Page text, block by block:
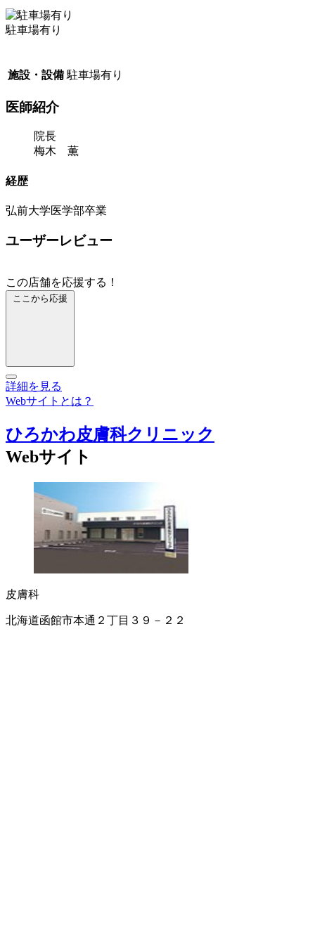
駐車場有り
施設・設備 駐車場有り
医師紹介
院長
梅木 薫
経歴
弘前大学医学部卒業
ユーザーレビュー
この店舗を応援する！
ここから応援
詳細を見る
Webサイトとは？
ひろかわ皮膚科クリニック
Webサイト
皮膚科
北海道函館市本通２丁目３９－２２